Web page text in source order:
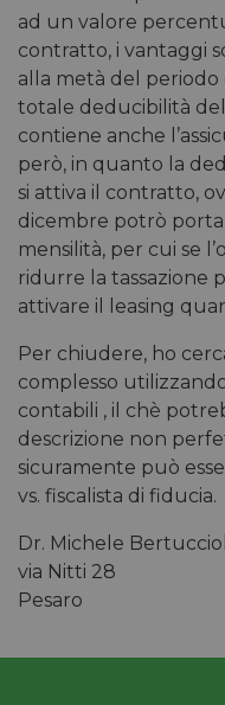
ad un valore
contratto, i vantaggi
alla metà del
totale deducibilità
contiene anche
però, in quanto la
si attiva il contratto,
dicembre potrò
mensilità, per cui se
ridurre la tassazione
attivare il leasing
Per chiudere, ho
complesso
contabili , il chè
descrizione non
sicuramente può
vs. fiscalista di fiducia.
Dr. Michele
via Nitti 28
Pesaro